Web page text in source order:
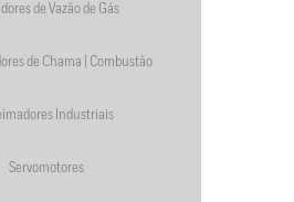
de Vazão de Gás
de Chama | Combustão
Industriais
Servomotores